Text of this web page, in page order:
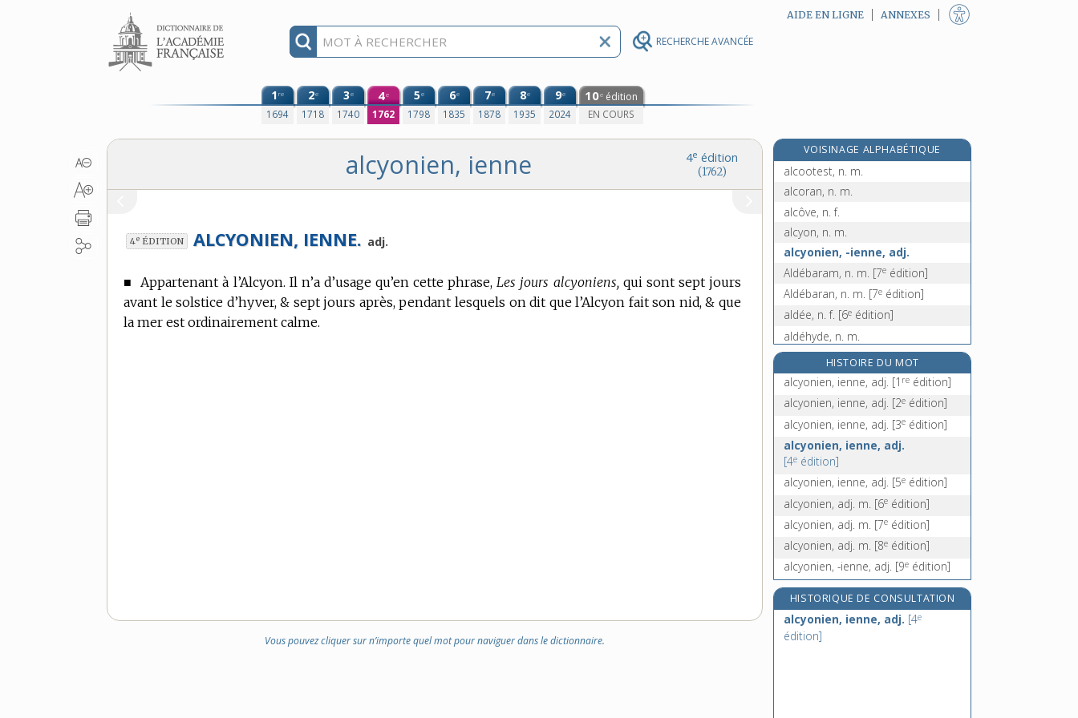
RECHERCHE AVANCÉE
Aller au contenu AIDE EN LIGNE ANNEXES
1re
1694
2e
1718
3e
1740
4e
1762
5e
1798
6e
1835
7e
1878
8e
1935
9e
2024
10e édition
EN COURS
4e édition
(1762)
alcyonien, ienne
4e ÉDITION ALCYONIEN, IENNE. adj.
■ Appartenant à l’Alcyon. Il n’a d’usage qu’en cette phrase, Les jours alcyoniens, qui sont sept jours
avant le solstice d’hyver, & sept jours après, pendant lesquels on dit que l’Alcyon fait son nid, & que
la mer est ordinairement calme.
Vous pouvez cliquer sur n’importe quel mot pour naviguer dans le dictionnaire.
VOISINAGE ALPHABÉTIQUE
alcoométrie, n. f.
alcootest, n. m.
alcoran, n. m.
alcôve, n. f.
alcyon, n. m.
alcyonien, -ienne, adj.
Aldébaram, n. m. [7e édition]
Aldébaran, n. m. [7e édition]
aldée, n. f. [6e édition]
aldéhyde, n. m.
alderman, n. m.[7eédition]
aldin, -ine, adj.
aléa, n. m.
aléatoire, adj.
alémanique, adj. et n. m.
HISTOIRE DU MOT
alcyonien, ienne, adj. [1 re édition]
alcyonien, ienne, adj. [2e édition]
alcyonien, ienne, adj. [3e édition]
alcyonien, ienne, adj.
[4e édition]
alcyonien, ienne, adj. [5e édition]
alcyonien, adj. m. [6e édition]
alcyonien, adj. m. [7e édition]
alcyonien, adj. m. [8e édition]
alcyonien, -ienne, adj. [9e édition]
HISTORIQUE DE CONSULTATION
alcyonien, ienne, adj. [4e
édition]